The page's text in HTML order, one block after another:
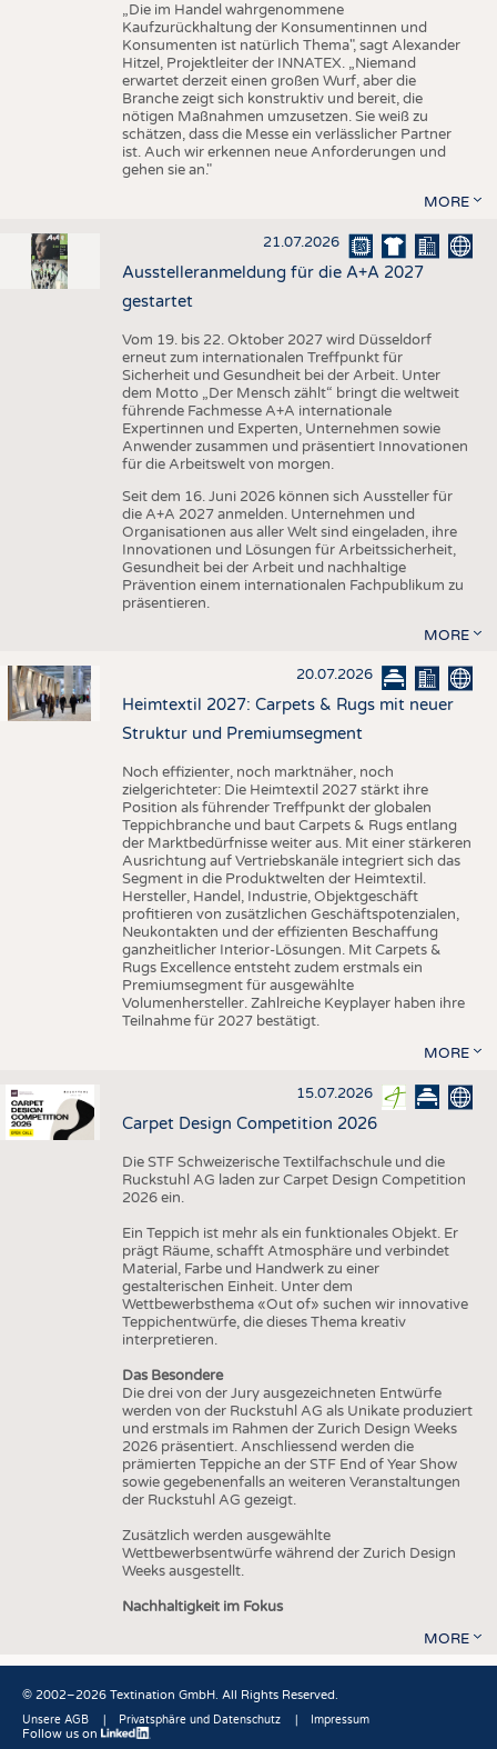
„Die im Handel wahrgenommene
Kaufzurückhaltung der Konsumentinnen und
Konsumenten ist natürlich Thema", sagt Alexander
Hitzel, Projektleiter der INNATEX. „Niemand
erwartet derzeit einen großen Wurf, aber die
Branche zeigt sich konstruktiv und bereit, die
nötigen Maßnahmen umzusetzen. Sie weiß zu
schätzen, dass die Messe ein verlässlicher Partner
ist. Auch wir erkennen neue Anforderungen und
gehen sie an."
MORE
21.07.2026
Ausstelleranmeldung für die A+A 2027
gestartet
Vom 19. bis 22. Oktober 2027 wird Düsseldorf
erneut zum internationalen Treffpunkt für
Sicherheit und Gesundheit bei der Arbeit. Unter
dem Motto „Der Mensch zählt“ bringt die weltweit
führende Fachmesse A+A internationale
Expertinnen und Experten, Unternehmen sowie
Anwender zusammen und präsentiert Innovationen
für die Arbeitswelt von morgen.
Seit dem 16. Juni 2026 können sich Aussteller für
die A+A 2027 anmelden. Unternehmen und
Organisationen aus aller Welt sind eingeladen, ihre
Innovationen und Lösungen für Arbeitssicherheit,
Gesundheit bei der Arbeit und nachhaltige
Prävention einem internationalen Fachpublikum zu
präsentieren.
MORE
20.07.2026
Heimtextil 2027: Carpets & Rugs mit neuer
Struktur und Premiumsegment
Noch effizienter, noch marktnäher, noch
zielgerichteter: Die Heimtextil 2027 stärkt ihre
Position als führender Treffpunkt der globalen
Teppichbranche und baut Carpets & Rugs entlang
der Marktbedürfnisse weiter aus. Mit einer stärkeren
Ausrichtung auf Vertriebskanäle integriert sich das
Segment in die Produktwelten der Heimtextil.
Hersteller, Handel, Industrie, Objektgeschäft
profitieren von zusätzlichen Geschäftspotenzialen,
Neukontakten und der effizienten Beschaffung
ganzheitlicher Interior-Lösungen. Mit Carpets &
Rugs Excellence entsteht zudem erstmals ein
Premiumsegment für ausgewählte
Volumenhersteller. Zahlreiche Keyplayer haben ihre
Teilnahme für 2027 bestätigt.
MORE
15.07.2026
Carpet Design Competition 2026
Die STF Schweizerische Textilfachschule und die
Ruckstuhl AG laden zur Carpet Design Competition
2026 ein.
Ein Teppich ist mehr als ein funktionales Objekt. Er
prägt Räume, schafft Atmosphäre und verbindet
Material, Farbe und Handwerk zu einer
gestalterischen Einheit. Unter dem
Wettbewerbsthema «Out of» suchen wir innovative
Teppichentwürfe, die dieses Thema kreativ
interpretieren.
Das Besondere
Die drei von der Jury ausgezeichneten Entwürfe
werden von der Ruckstuhl AG als Unikate produziert
und erstmals im Rahmen der Zurich Design Weeks
2026 präsentiert. Anschliessend werden die
prämierten Teppiche an der STF End of Year Show
sowie gegebenenfalls an weiteren Veranstaltungen
der Ruckstuhl AG gezeigt.
Zusätzlich werden ausgewählte
Wettbewerbsentwürfe während der Zurich Design
Weeks ausgestellt.
Nachhaltigkeit im Fokus
MORE
© 2002–2026 Textination GmbH. All Rights Reserved.
Fußbereich
Unsere AGB Privatsphäre und Datenschutz Impressum
Follow us on